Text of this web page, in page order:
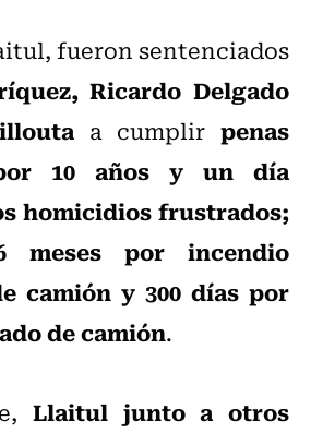
fueron sentenciados
Ricardo Delgado
a cumplirpenas
10 años y un día
homicidios frustrados;
por incendio
camión y 300 días por
de camión.
Llaitul junto a otros